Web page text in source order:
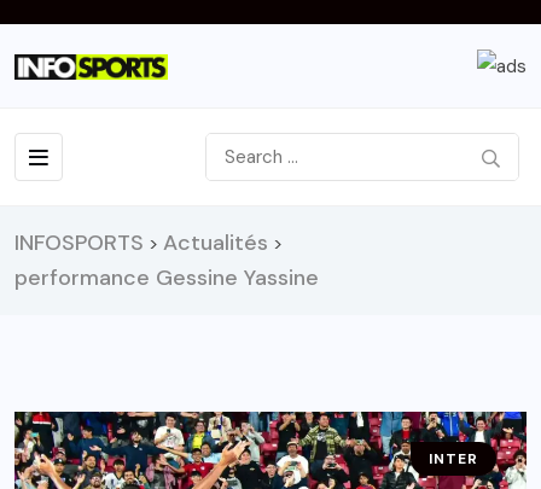
INFOSPORTS > Actualités >
performance Gessine Yassine
INTER